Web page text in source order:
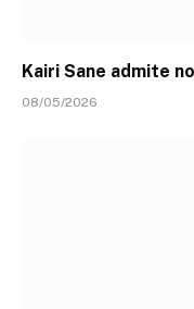
Kairi Sane admite
08/05/2026